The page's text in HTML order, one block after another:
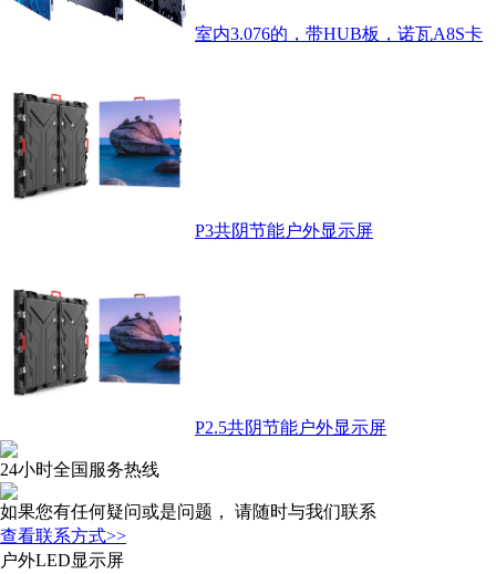
室内3.076的，带HUB板，诺瓦A8S卡
P3共阴节能户外显示屏
P2.5共阴节能户外显示屏
24小时全国服务热线
如果您有任何疑问或是问题， 请随时与我们联系
查看联系方式>>
户外LED显示屏